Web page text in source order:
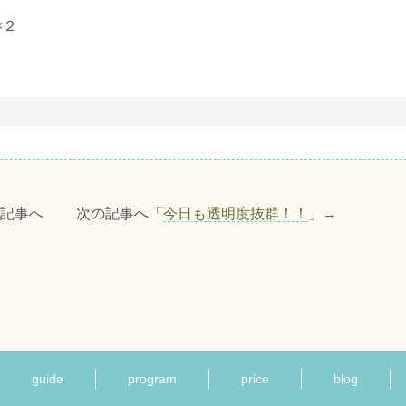
記事へ 次の記事へ「 今日も透明度抜群！！ 」→
guide program price blog